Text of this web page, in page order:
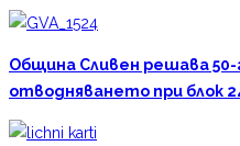
Община Сливен решава
отводняването при блок